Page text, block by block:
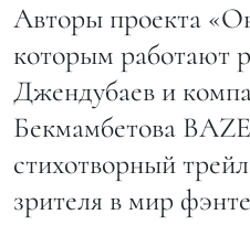
Авторы проекта
которым работают
Джендубаев и
Бекмамбетова
стихотворный
зрителя в мир